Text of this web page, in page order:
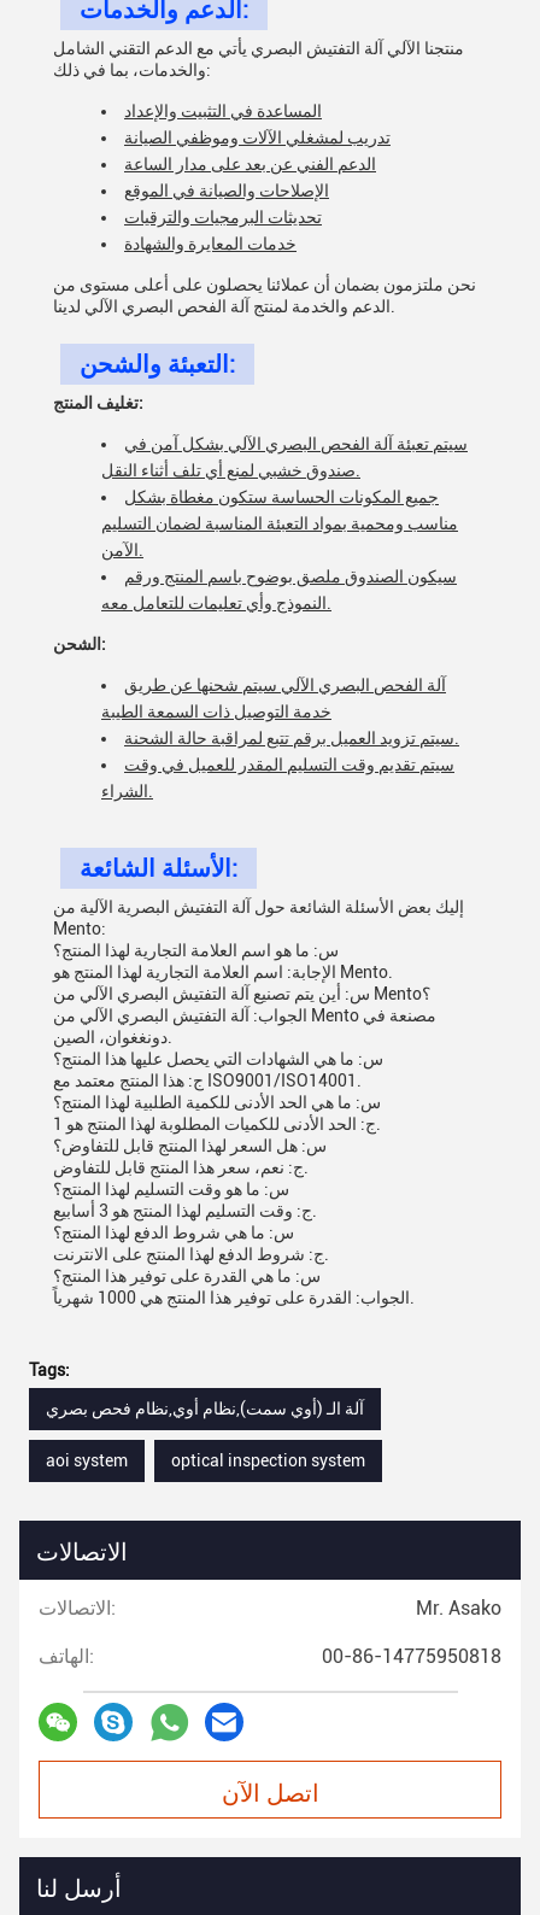
الدعم والخدمات:
منتجنا الآلي آلة التفتيش البصري يأتي مع الدعم التقني الشامل
والخدمات، بما في ذلك:
المساعدة في التثبيت والإعداد
تدريب لمشغلي الآلات وموظفي الصيانة
الدعم الفني عن بعد على مدار الساعة
الإصلاحات والصيانة في الموقع
تحديثات البرمجيات والترقيات
خدمات المعايرة والشهادة
نحن ملتزمون بضمان أن عملائنا يحصلون على أعلى مستوى من
التعبئة والشحن:
تغليف المنتج:
سيتم تعبئة آلة الفحص البصري الآلي بشكل آمن في
جميع المكونات الحساسة ستكون مغطاة بشكل
مناسب ومحمية بمواد التعبئة المناسبة لضمان التسليم
سيكون الصندوق ملصق بوضوح باسم المنتج ورقم
الشحن:
آلة الفحص البصري الآلي سيتم شحنها عن طريق
خدمة التوصيل ذات السمعة الطيبة
سيتم تقديم وقت التسليم المقدر للعميل في وقت
الأسئلة الشائعة:
إليك بعض الأسئلة الشائعة حول آلة التفتيش البصرية الآلية من
Mento:
س: ما هو اسم العلامة التجارية لهذا المنتج؟
الإجابة: اسم العلامة التجارية لهذا المنتج هو Mento.
س: أين يتم تصنيع آلة التفتيش البصري الآلي من Mento؟
الجواب: آلة التفتيش البصري الآلي من Mento مصنعة في
س: ما هي الشهادات التي يحصل عليها هذا المنتج؟
ج: هذا المنتج معتمد مع ISO9001/ISO14001.
س: ما هي الحد الأدنى للكمية الطلبية لهذا المنتج؟
س: هل السعر لهذا المنتج قابل للتفاوض؟
س: ما هو وقت التسليم لهذا المنتج؟
س: ما هي شروط الدفع لهذا المنتج؟
س: ما هي القدرة على توفير هذا المنتج؟
Tags:
آلة الـ (أوي سمت),نظام أوي,نظام فحص بصري
aoi system optical inspection system
الاتصالات
الاتصالات: Mr. Asako
الهاتف: 00-86-14775950818
اتصل الآن
أرسل لنا